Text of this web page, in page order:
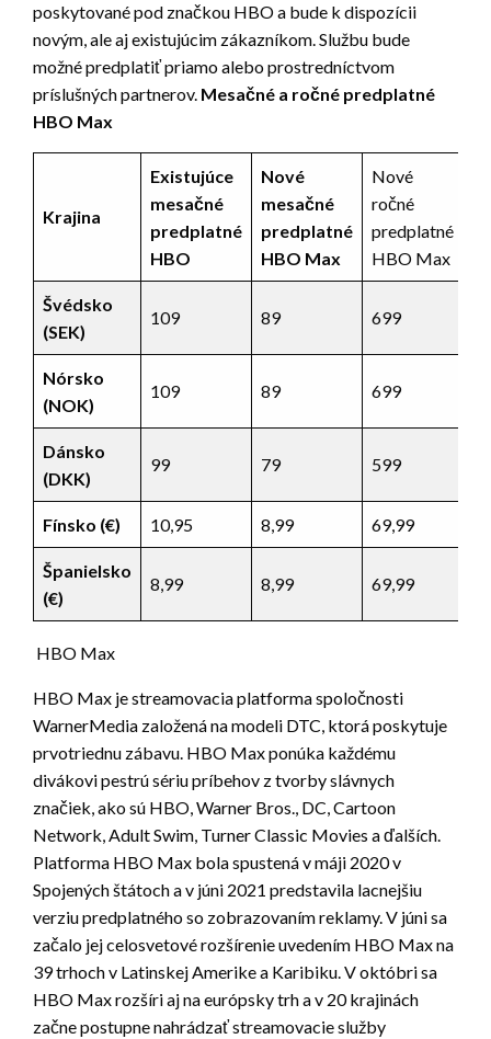
poskytované pod značkou HBO a bude k dispozícii
novým, ale aj existujúcim zákazníkom. Službu bude
možné predplatiť priamo alebo prostredníctvom
príslušných partnerov. Mesačné a ročné predplatné
HBO Max
Krajina
Existujúce
mesačné
predplatné
HBO
Nové
mesačné
predplatné
HBO Max
Nové
ročné
predplatné
HBO Max
Švédsko
(SEK)
109 89 699
Nórsko
(NOK)
109 89 699
Dánsko
(DKK)
99 79 599
Fínsko (€) 10,95 8,99 69,99
Španielsko
(€)
8,99 8,99 69,99
HBO Max
HBO Max je streamovacia platforma spoločnosti
WarnerMedia založená na modeli DTC, ktorá poskytuje
prvotriednu zábavu. HBO Max ponúka každému
divákovi pestrú sériu príbehov z tvorby slávnych
značiek, ako sú HBO, Warner Bros., DC, Cartoon
Network, Adult Swim, Turner Classic Movies a ďalších.
Platforma HBO Max bola spustená v máji 2020 v
Spojených štátoch a v júni 2021 predstavila lacnejšiu
verziu predplatného so zobrazovaním reklamy. V júni sa
začalo jej celosvetové rozšírenie uvedením HBO Max na
39 trhoch v Latinskej Amerike a Karibiku. V októbri sa
HBO Max rozšíri aj na európsky trh a v 20 krajinách
začne postupne nahrádzať streamovacie služby